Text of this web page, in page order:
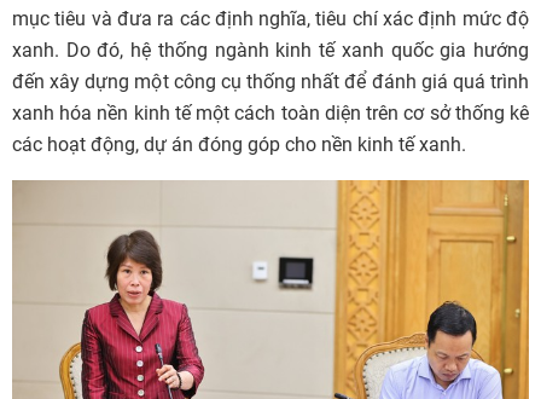
mục tiêu và đưa ra các định nghĩa, tiêu chí xác định mức độ
xanh. Do đó, hệ thống ngành kinh tế xanh quốc gia hướng
đến xây dựng một công cụ thống nhất để đánh giá quá trình
xanh hóa nền kinh tế một cách toàn diện trên cơ sở thống kê
các hoạt động, dự án đóng góp cho nền kinh tế xanh.